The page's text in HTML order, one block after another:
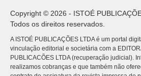
Copyright © 2026 - ISTOÉ
Todos os direitos reservados.
A ISTOÉ PUBLICAÇÕES LTDA é um portal
vinculação editorial e societária com a
PUBLICACÕES LTDA (recuperação judicial).
realizamos cobranças e que também não